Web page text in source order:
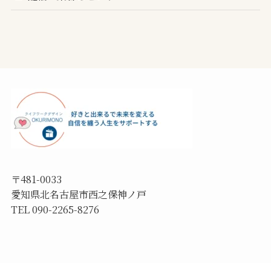
〒481-0033
愛知県北名古屋市西之保神ノ戸
TEL 090-2265-8276